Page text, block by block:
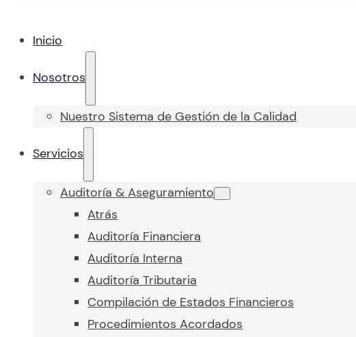
Inicio
Nosotros
Nuestro Sistema de Gestión de la Calidad
Servicios
Auditoría & Aseguramiento
Atrás
Auditoría Financiera
Auditoría Interna
Auditoría Tributaria
Compilación de Estados Financieros
Procedimientos Acordados